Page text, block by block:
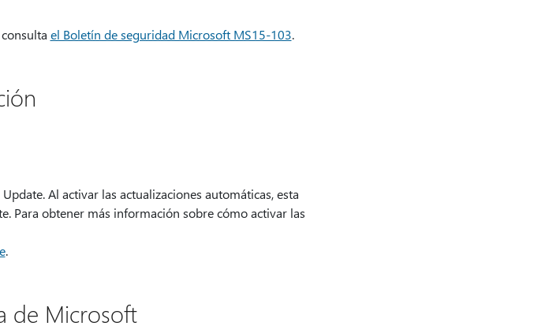
el Boletín de seguridad Microsoft MS15-103.
Al activar las actualizaciones automáticas, esta
Para obtener más información sobre cómo activar las
.
de Microsoft